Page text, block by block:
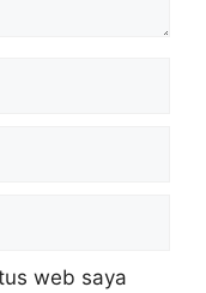
web saya